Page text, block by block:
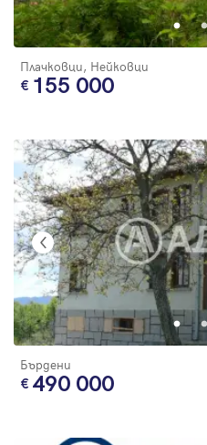
Плачковци, Нейковци
155 000
Бърдени
490 000